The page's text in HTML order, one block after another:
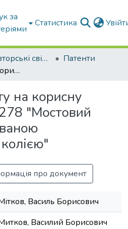
за
Статистика
Патенти та авторські свідоцтва
Патенти
Опис до патенту на корисну модель № 117278 "Мостовий засіб з регульованою технологічною колією"
на корисну
"Мостовий
про документ
Василь Борисович
Василий Борисович